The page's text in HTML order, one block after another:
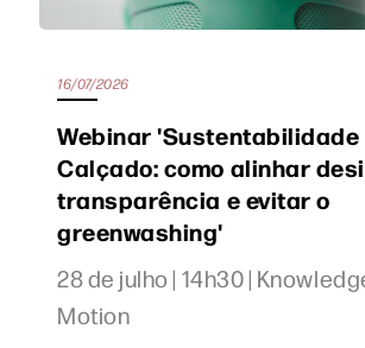
16/07/2026
Webinar 'Sustentabilidade
Calçado: como alinhar
transparência e evitar o
greenwashing'
28 de julho | 14h30 |
Motion